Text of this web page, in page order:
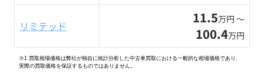
リミテッド 11.5万円 〜
100.4万円
※1 買取相場価格は弊社が独自に統計分析した中古車買取における一般的な相場価格であり、
実際の買取価格を保証するものではありません。